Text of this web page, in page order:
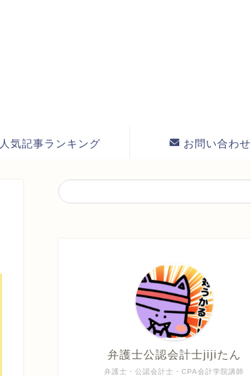
人気記事ランキング お問い合わせ
弁護士・公認会計士・CPA会計学院講師
弁護士公認会計士jijiたん